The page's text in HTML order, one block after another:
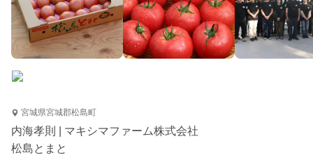
宮城県宮城郡松島町
内海孝則 | マキシマファーム株式会社
松島とまと